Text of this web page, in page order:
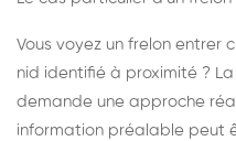
Vous voyez un frelon entrer
nid identifié à proximité ?
demande une approche
information préalable peut